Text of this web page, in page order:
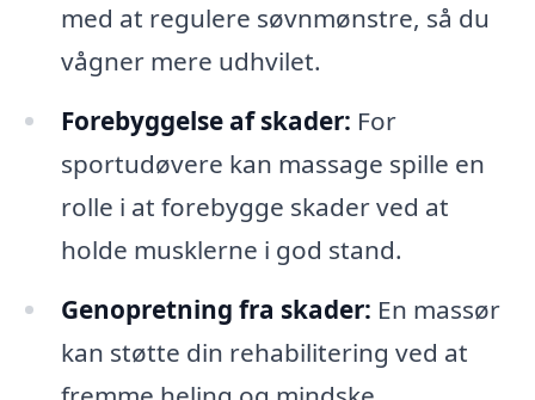
med at regulere søvnmønstre, så du
vågner mere udhvilet.
Forebyggelse af skader: For
sportudøvere kan massage spille en
rolle i at forebygge skader ved at
holde musklerne i god stand.
Genopretning fra skader: En massør
kan støtte din rehabilitering ved at